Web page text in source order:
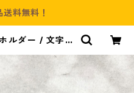
料無料！
ルダー / 文字入